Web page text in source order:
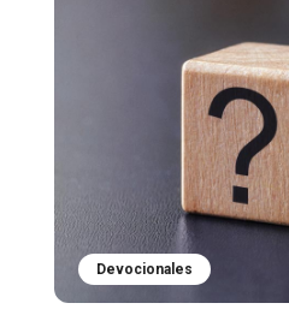
Devocionales